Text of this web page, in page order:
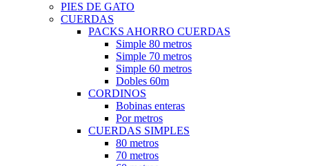
PIES DE GATO
CUERDAS
PACKS AHORRO CUERDAS
Simple 80 metros
Simple 70 metros
Simple 60 metros
Dobles 60m
CORDINOS
Bobinas enteras
Por metros
CUERDAS SIMPLES
80 metros
70 metros